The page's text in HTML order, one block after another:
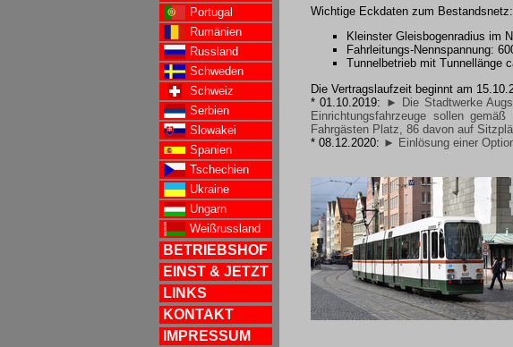
Portugal
Rumänien
Russland
Schweden
Schweiz
Serbien
Slowakei
Spanien
Tschechien
Ukraine
Ungarn
Weißrussland
BETRIEBSHOF
EINST & JETZT
LINKS
KONTAKT
IMPRESSUM
Wichtige Eckdaten zum Bestandsnetz:
Kleinster Gleisbogenradius im
Fahrleitungs-Nennspannung:
Tunnelbetrieb mit Tunnellänge
Die Vertragslaufzeit beginnt am
* 01.10.2019: ► Die Stadtwerke
Einrichtungsfahrzeuge sollen
Fahrgästen Platz, 86 davon auf
* 08.12.2020: ► Einlösung einer